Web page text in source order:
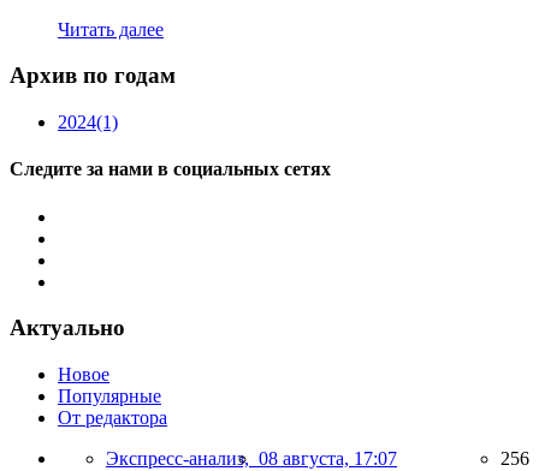
Читать далее
Архив по годам
2024(1)
Следите за нами в социальных сетях
Актуально
Новое
Популярные
От редактора
Экспресс-анализ, 08 августа, 17:07 256